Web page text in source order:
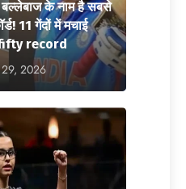
बल्लेबाज के नाम है सबसे
11 गेंदों में मचाई
fifty record
2026